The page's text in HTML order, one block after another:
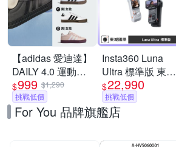
【adidas 愛迪達】
DAILY 4.0 運動休
閒鞋 男鞋/女鞋 (多
款任選)
$999 $1,290
挑戰低價
Insta360 Luna
Ultra 標準版 東城
代理商公司貨
$22,990
挑戰低價
For You 品牌旗艦店